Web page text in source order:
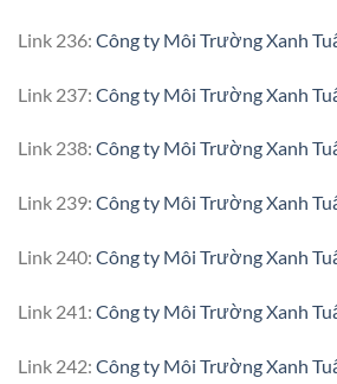
Link 236: Công ty Môi Trường Xanh
Link 237: Công ty Môi Trường Xanh
Link 238: Công ty Môi Trường Xanh
Link 239: Công ty Môi Trường Xanh
Link 240: Công ty Môi Trường Xanh
Link 241: Công ty Môi Trường Xanh
Link 242: Công ty Môi Trường Xanh